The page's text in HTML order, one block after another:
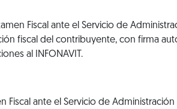
Fiscal ante el Servicio de
fiscal del contribuyente, con firma
al INFONAVIT.
ante el Servicio de Administración